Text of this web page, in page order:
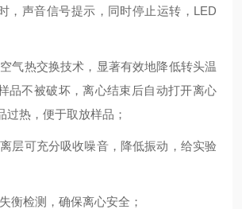
，声音信号提示，同时停止运转，LED
气热交换技术，显著有效地降低转头温
品不被破坏，离心结束后自动打开离心
过热，便于取放样品；
层可充分吸收噪音，降低振动，给实验
衡检测，确保离心安全；